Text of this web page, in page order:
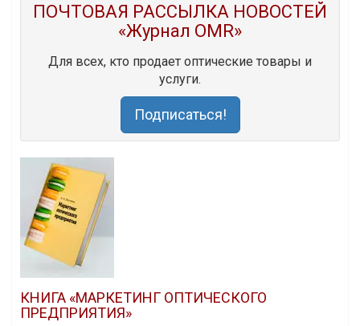
ПОЧТОВАЯ РАССЫЛКА НОВОСТЕЙ
«Журнал OMR»
Для всех, кто продает оптические товары и
услуги.
Подписаться!
КНИГА «МАРКЕТИНГ ОПТИЧЕСКОГО
ПРЕДПРИЯТИЯ»